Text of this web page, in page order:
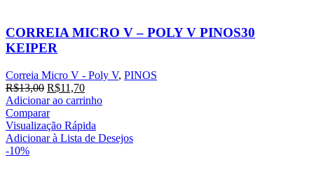
CORREIA MICRO V – POLY V PINOS30
KEIPER
Correia Micro V - Poly V, PINOS
R$13,00 O
preço
original
era:
R$13,00.
R$11,70O
preço
é:
R$11,70.
Adicionar ao carrinho
Comparar
Visualização Rápida
Adicionar à Lista de Desejos
-10%